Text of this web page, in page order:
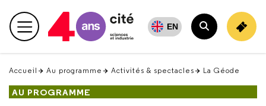
en
haut Menu principal EN
Rechercher
Accueil Au programme Activités & spectacles La Géode
AU PROGRAMME